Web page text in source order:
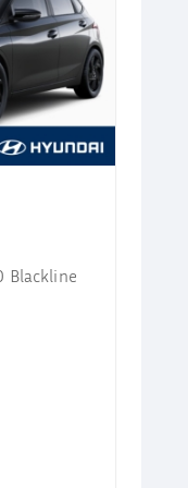
Blackline